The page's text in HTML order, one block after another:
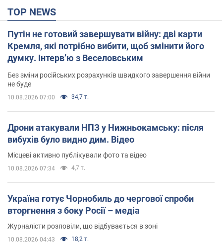
TOP NEWS
Путін не готовий завершувати війну: дві карти
Кремля, які потрібно вибити, щоб змінити його
думку. Інтерв’ю з Веселовським
Без зміни російських розрахунків швидкого завершення війни
не буде
10.08.2026 07:00 34,7 т.
Дрони атакували НПЗ у Нижньокамську: після
вибухів було видно дим. Відео
Місцеві активно публікували фото та відео
10.08.2026 07:34 4,7 т.
Україна готує Чорнобиль до чергової спроби
вторгнення з боку Росії – медіа
Журналісти розповіли, що відбувається в зоні
10.08.2026 04:43 18,2 т.